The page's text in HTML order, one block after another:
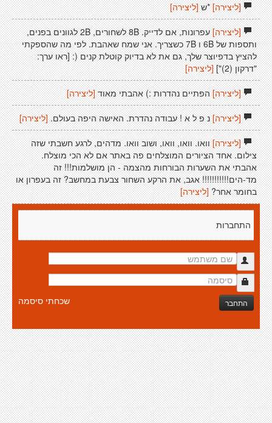
[ליצירה]*ש [ליצירה]
[ליצירה]
עפרונות, אם לדייק. 8B לשחורים, 2B לגוונים בפנים,
ותספות של 6B ו 7B כשצריך. אני שמח שאהבת. לפי מה שהספקתי
להציץ בדפיוצר שלך, גם את לא בדיוק קוטלת קנים (: [ראו ערך:
"דרקון (2)"]
[ליצירה]
[ליצירה]הפתיים נהדרות :) אהבתי מאוד [ליצירה]
[ליצירה]נ פ ל א ! עבודה נהדרת. האישה היפה בעולם. [ליצירה]
[ליצירה]וואו. וואו, וואו, ושוב וואו. מדהים, לרגע חשבתי שזה
צילום. אחד הציורים המוצלחים פה באתר אם לא הכי מוצלח.
אהבתי את השערות הבורחות מהצמה - הן מושלמות!!! זה
מד-הים!!!!!!!!!!! אגב, את הרקע השחור צבעת במחשב? זה בעפרון או
בחומר אחר? [ליצירה]
התחברות
התחבר שכחתי סיסמה